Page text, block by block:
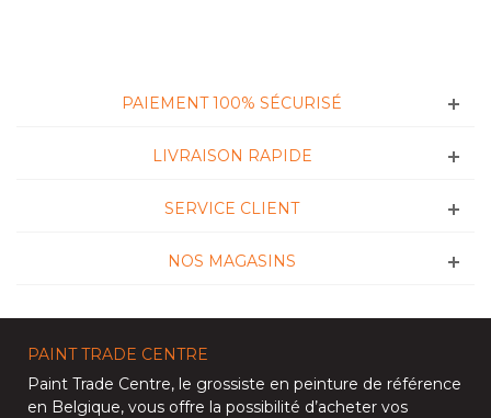
PAIEMENT 100% SÉCURISÉ
LIVRAISON RAPIDE
SERVICE CLIENT
NOS MAGASINS
PAINT TRADE CENTRE
Paint Trade Centre, le grossiste en peinture de référence
en Belgique, vous offre la possibilité d’acheter vos